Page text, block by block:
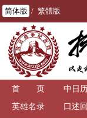
简体版 / 繁體版
首 页 中日
英雄名录
口述